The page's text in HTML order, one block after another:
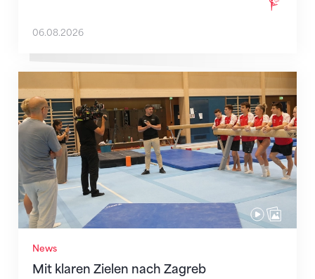
06.08.2026
News
Mit klaren Zielen nach Zagreb
Mit klaren Zielen nach Zagreb